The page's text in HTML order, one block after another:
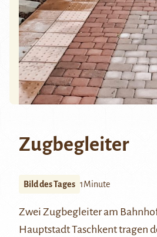
Zugbegleiter
Bild des Tages 1Minute
Zwei Zugbegleiter am
Hauptstadt Taschkent tragen